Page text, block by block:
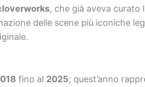
, che già aveva curato
delle scene più iconiche
fino al 2025; quest’anno